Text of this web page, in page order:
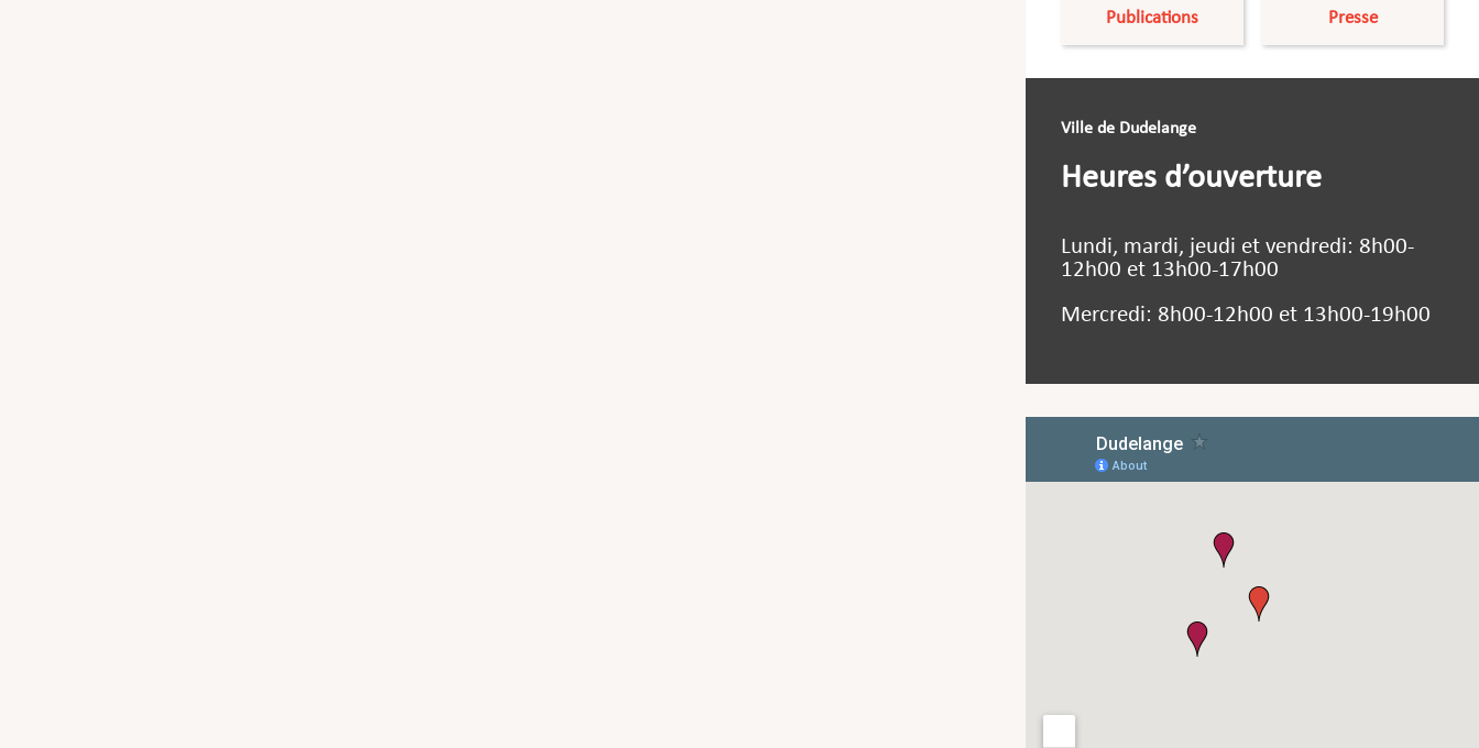
Publications Presse
Ville de Dudelange
Heures d’ouverture
Lundi, mardi, jeudi et vendredi: 8h00-
12h00 et 13h00-17h00
Mercredi: 8h00-12h00 et 13h00-19h00